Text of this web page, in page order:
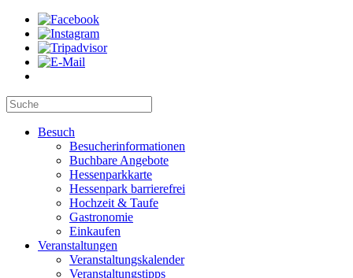
Besuch
Besucherinformationen
Buchbare Angebote
Hessenparkkarte
Hessenpark barrierefrei
Hochzeit & Taufe
Gastronomie
Einkaufen
Veranstaltungen
Veranstaltungskalender
Veranstaltungstipps